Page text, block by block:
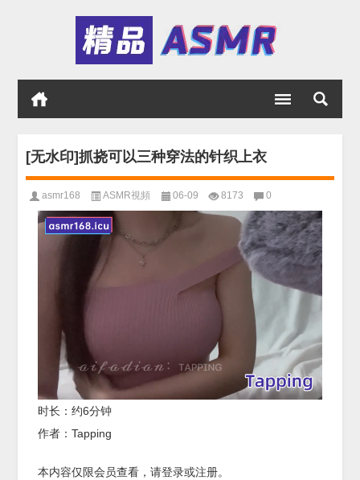
[无水印]抓挠可以三种穿法的针织上衣
asmr168 ASMR視頻 06-09 8173 0
时长：约6分钟
作者：Tapping
本内容仅限会员查看，请登录或注册。